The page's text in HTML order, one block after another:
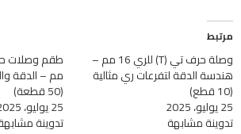
مرتبط
وصلة حرف تي (T) للري 16 مم –
هندسة الدقة لتفرعات ري مثالية
(10 قطع)
25 يوليو، 2025
تدوينة مشابهة
مم – الدقة
(50 قطعة)
25 يوليو، 2025
تدوينة